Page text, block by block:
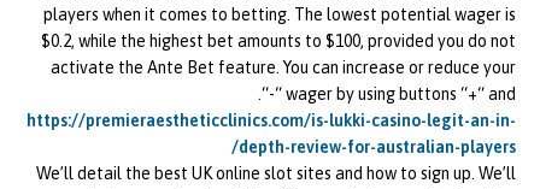
players when it comes to betting. The lowest potential wager is
$0.2, while the highest bet amounts to $100, provided you do not
activate the Ante Bet feature. You can increase or reduce your
wager by using buttons “+“ and “-“.
https://premieraestheticclinics.com/is-lukki-casino-legit-an-in-
depth-review-for-australian-players/
We’ll detail the best UK online slot sites and how to sign up. We’ll